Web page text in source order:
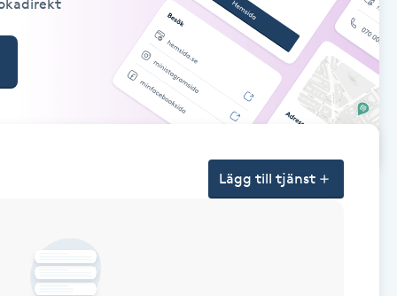
Lägg till tjänst